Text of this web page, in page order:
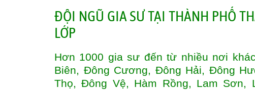
ĐỘI NGŨ GIA SƯ TẠI THÀNH PHỐ
LỚP
Hơn 1000 gia sư đến từ nhiều nơi
Biên, Đông Cương, Đông Hải, Đông
Thọ, Đông Vệ, Hàm Rồng, Lam Sơn,